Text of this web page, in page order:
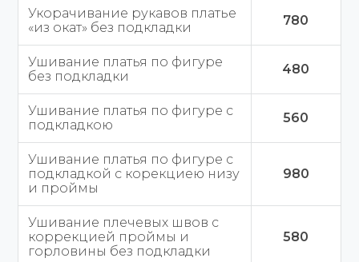
Укорачивание рукавов платье
«из окат» без подкладки
780
Ушивание платья по фигуре
без подкладки
480
Ушивание платья по фигуре с
подкладкою
560
Ушивание платья по фигуре с
подкладкой с корекциею низу
и проймы
980
Ушивание плечевых швов с
коррекцией проймы и
горловины без подкладки
580